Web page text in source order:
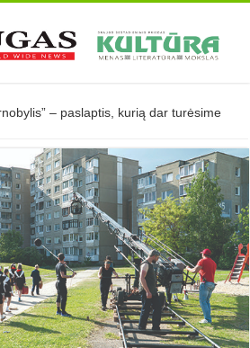
– paslaptis, kurią dar turėsime